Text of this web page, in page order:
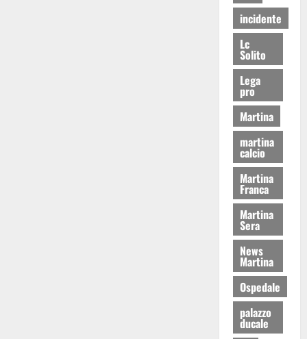
incidente
Lc
Solito
Lega
pro
Martina
martina
calcio
Martina
Franca
Martina
Sera
News
Martina
Ospedale
palazzo
ducale